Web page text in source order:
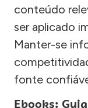
conteúdo
ser aplicado
Manter-se
fonte
Ebooks: